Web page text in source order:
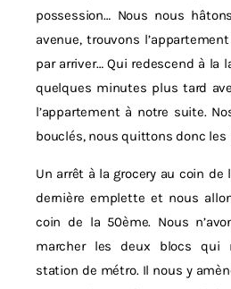
possession… Nous nous
avenue, trouvons
par arriver… Qui redescend à la
quelques minutes plus tard
l’appartement à notre suite.
bouclés, nous quittons donc les
Un arrêt à la grocery au coin de
dernière emplette et nous
coin de la 50ème. Nous
marcher les deux blocs qui
station de métro. Il nous y